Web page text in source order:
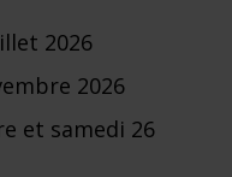
2026
2026
et samedi 26